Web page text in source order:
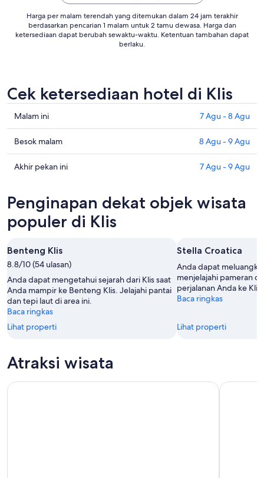
Harga per malam terendah yang ditemukan dalam 24 jam terakhir
berdasarkan pencarian 1 malam untuk 2 tamu dewasa. Harga dan
ketersediaan dapat berubah sewaktu-waktu. Ketentuan tambahan dapat
berlaku.
Cek ketersediaan hotel di Klis
Cek
harga
di
Klis
untuk
7
-
Agu
Malam ini 7 Agu - 8 Agu
Cek
harga
di
besok
malam,
8
-
9
Agu
Besok malam 8 Agu - 9 Agu
Cek
Klis
untuk
akhir
ini,
7
Agu
-
9
Agu
Akhir pekan ini 7 Agu - 9 Agu
Penginapan dekat objek wisata
populer di Klis
Benteng Klis
8.8/10 (54 ulasan)
Anda dapat mengetahui sejarah dari Klis saat
Anda mampir ke Benteng Klis. Jelajahi pantai
dan tepi laut di area ini.
Baca ringkas
Lihat properti
Stella Croatica
Anda dapat
menjelajahi pameran di
perjalanan Anda ke Klis.
Baca ringkas
Lihat properti
Atraksi wisata
Dari Split atau Trogir: Danau Plitvice Tur dengan Tiket Masuk
Split/